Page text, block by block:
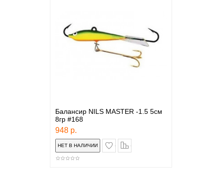
Балансир NILS MASTER -1.5 5см
8гр #168
948 р.
в закладки